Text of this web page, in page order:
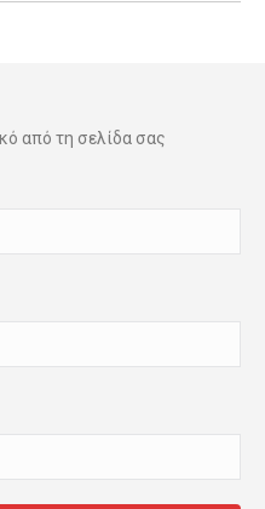
από τη σελίδα σας